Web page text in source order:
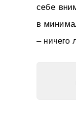
себе
в
– ничего